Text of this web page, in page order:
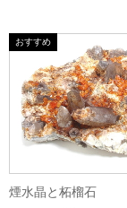
煙水晶と柘榴石